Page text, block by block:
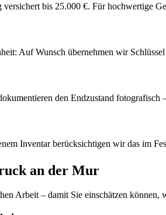
versichert bis 25.000 €. Für hochwertige
Auf Wunsch übernehmen wir
den Endzustand
Inventar berücksichtigen wir das im
an der Mur
Arbeit – damit Sie einschätzen können,